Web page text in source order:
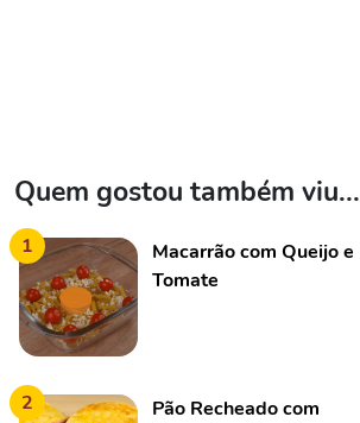
Quem gostou também viu...
1
Macarrão com Queijo e
Tomate
2
Pão Recheado com